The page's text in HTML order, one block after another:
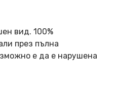
вид. 100%
през пълна
е да е нарушена